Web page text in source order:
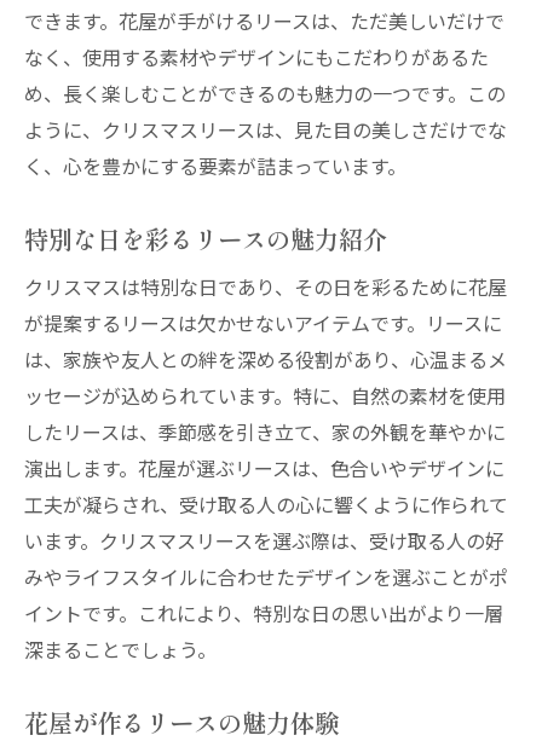
できます。花屋が手がけるリースは、ただ美しいだけで
なく、使用する素材やデザインにもこだわりがあるた
め、長く楽しむことができるのも魅力の一つです。この
ように、クリスマスリースは、見た目の美しさだけでな
く、心を豊かにする要素が詰まっています。
特別な日を彩るリースの魅力紹介
クリスマスは特別な日であり、その日を彩るために花屋
が提案するリースは欠かせないアイテムです。リースに
は、家族や友人との絆を深める役割があり、心温まるメ
ッセージが込められています。特に、自然の素材を使用
したリースは、季節感を引き立て、家の外観を華やかに
演出します。花屋が選ぶリースは、色合いやデザインに
工夫が凝らされ、受け取る人の心に響くように作られて
います。クリスマスリースを選ぶ際は、受け取る人の好
みやライフスタイルに合わせたデザインを選ぶことがポ
イントです。これにより、特別な日の思い出がより一層
深まることでしょう。
花屋が作るリースの魅力体験